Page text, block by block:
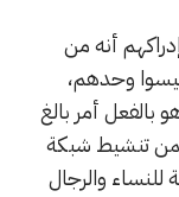
أنه من
وحدهم،
أمر بالغ
تنشيط شبكة
والرجال